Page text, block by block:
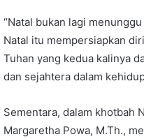
“Natal bukan lagi
Natal itu mempersiapkan
Tuhan yang kedua kalinya
dan sejahtera dalam
Sementara, dalam khotbah
Margaretha Powa, M.Th.,